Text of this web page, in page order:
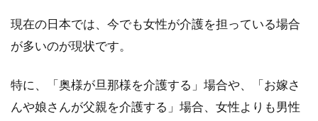
客を招きにく...
エアーベッドのおすすめ8選！通販
で人気なものを厳選
現在の日本では、今でも女性が介護を担っている場合
が多いのが現状です。
特に、「奥様が旦那様を介護する」場合や、「お嫁さ
んや娘さんが父親を介護する」場合、女性よりも男性